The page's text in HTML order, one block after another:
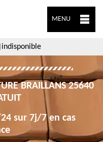
MENU
indisponible
BRAILLANS 25640
sur 7j/7 en cas